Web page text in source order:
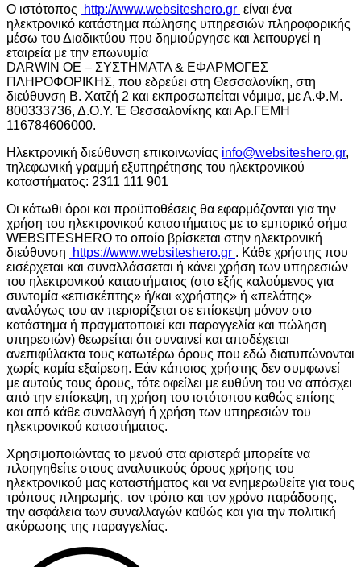
O ιστότοπος
http://www.websiteshero.gr είναι ένα
ηλεκτρονικό κατάστημα πώλησης υπηρεσιών πληροφορικής
μέσω του Διαδικτύου που δημιούργησε και λειτουργεί η
εταιρεία με την επωνυμία
DARWIN OE – ΣΥΣΤΗΜΑΤΑ & ΕΦΑΡΜΟΓΕΣ
ΠΛΗΡΟΦΟΡΙΚΗΣ, που εδρεύει στη Θεσσαλονίκη, στη
διεύθυνση Β. Χατζή 2 και εκπροσωπείται νόμιμα, με Α.Φ.Μ.
800333736, Δ.Ο.Υ. Έ Θεσσαλονίκης και Αρ.ΓΕΜΗ
116784606000.
Ηλεκτρονική διεύθυνση επικοινωνίας info@websiteshero.gr,
τηλεφωνική γραμμή εξυπηρέτησης του ηλεκτρονικού
καταστήματος: 2311 111 901
Οι κάτωθι όροι και προϋποθέσεις θα εφαρμόζονται για την
χρήση του ηλεκτρονικού καταστήματος με το εμπορικό σήμα
WEBSITESHERO το οποίο βρίσκεται στην ηλεκτρονική
διεύθυνση
https://www.websiteshero.gr . Κάθε χρήστης που
εισέρχεται και συναλλάσσεται ή κάνει χρήση των υπηρεσιών
του ηλεκτρονικού καταστήματος (στο εξής καλούμενος για
συντομία «επισκέπτης» ή/και «χρήστης» ή «πελάτης»
αναλόγως του αν περιορίζεται σε επίσκεψη μόνον στο
κατάστημα ή πραγματοποιεί και παραγγελία και πώληση
υπηρεσιών) θεωρείται ότι συναινεί και αποδέχεται
ανεπιφύλακτα τους κατωτέρω όρους που εδώ διατυπώνονται
χωρίς καμία εξαίρεση. Εάν κάποιος χρήστης δεν συμφωνεί
με αυτούς τους όρους, τότε οφείλει με ευθύνη του να απόσχει
από την επίσκεψη, τη χρήση του ιστότοπου καθώς επίσης
και από κάθε συναλλαγή ή χρήση των υπηρεσιών του
ηλεκτρονικού καταστήματος.
Χρησιμοποιώντας το μενού στα αριστερά μπορείτε να
πλοηγηθείτε στους αναλυτικούς όρους χρήσης του
ηλεκτρονικού μας καταστήματος και να ενημερωθείτε για τους
τρόπους πληρωμής, τον τρόπο και τον χρόνο παράδοσης,
την ασφάλεια των συναλλαγών καθώς και για την πολιτική
ακύρωσης της παραγγελίας.